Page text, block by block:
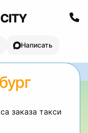
Написать
заказа такси